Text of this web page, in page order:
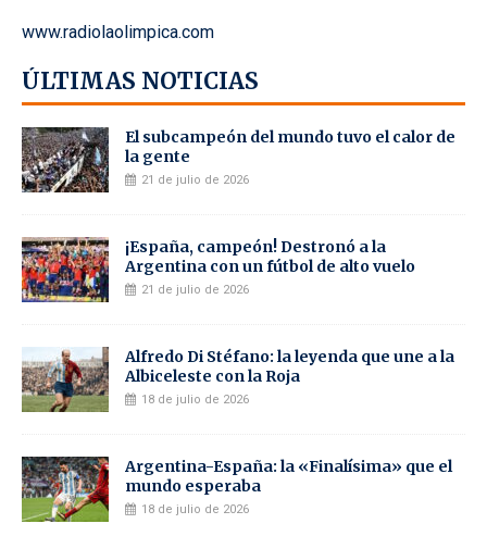
www.radiolaolimpica.com
ÚLTIMAS NOTICIAS
El subcampeón del mundo tuvo el calor de
la gente
21 de julio de 2026
¡España, campeón! Destronó a la
Argentina con un fútbol de alto vuelo
21 de julio de 2026
Alfredo Di Stéfano: la leyenda que une a la
Albiceleste con la Roja
18 de julio de 2026
Argentina-España: la «Finalísima» que el
mundo esperaba
18 de julio de 2026